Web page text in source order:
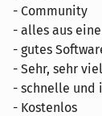
- Community
- alles aus
- gutes
- Sehr, sehr
- schnelle und
- Kostenlos